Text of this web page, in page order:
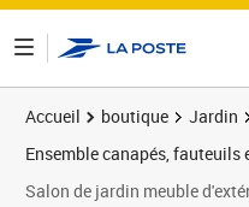
Accueil boutique Jardin
Ensemble canapés, fauteuils
Salon de jardin meuble